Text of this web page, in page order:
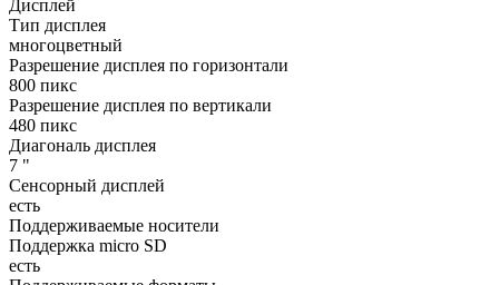
Дисплей
Тип дисплея
многоцветный
Разрешение дисплея по горизонтали
800 пикс
Разрешение дисплея по вертикали
480 пикс
Диагональ дисплея
7 "
Сенсорный дисплей
есть
Поддерживаемые носители
Поддержка micro SD
есть